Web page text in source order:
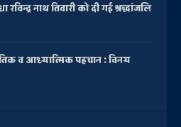
नाथ तिवारी को दी गई श्रद्धांजलि
व आध्यात्मिक पहचान : विनय